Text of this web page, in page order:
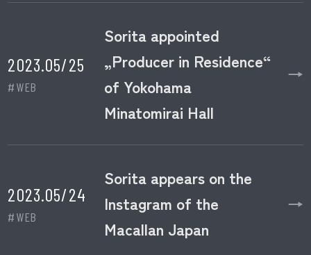
2023.05/25
#WEB
Sorita appointed
„Producer in Residence“
of Yokohama
Minatomirai Hall
→
2023.05/24
#WEB
Sorita appears on the
Instagram of the
Macallan Japan
→